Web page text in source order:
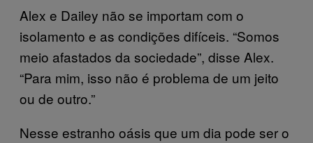
Alex e Dailey não se importam com o
isolamento e as condições difíceis. “Somos
meio afastados da sociedade”, disse Alex.
“Para mim, isso não é problema de um jeito
ou de outro.”
Nesse estranho oásis que um dia pode ser o